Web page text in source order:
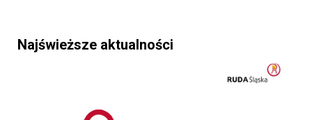
Najświeższe aktualności